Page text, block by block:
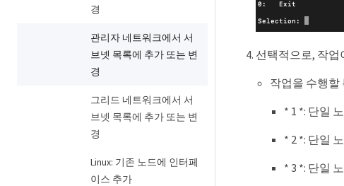
경
관리자 네트워크에서 서
브넷 목록에 추가 또는 변
경
그리드 네트워크에서 서
브넷 목록에 추가 또는 변
경
Linux: 기존 노드에 인터페
이스 추가
선택적으로, 작업
작업을 수행할
* 1 *: 단일
* 2 *: 단일
* 3 *: 단일